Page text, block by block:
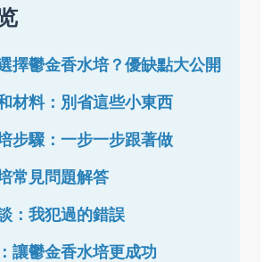
擇鬱金香水培？優缺點大公開
材料：別省這些小東西
步驟：一步一步跟著做
常見問題解答
：我犯過的錯誤
讓鬱金香水培更成功